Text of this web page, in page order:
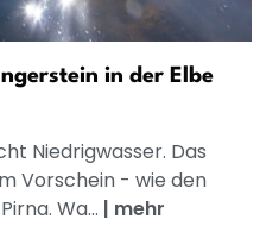
in der Elbe
Niedrigwasser. Das
Vorschein - wie den
Wa... | mehr